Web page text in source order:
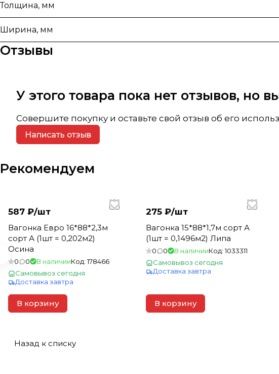
Толщина, мм
Ширина, мм
Отзывы
У этого товара пока нет отзывов, но
Совершите покупку и оставьте свой отзыв об его
Написать отзыв
Рекомендуем
587 ₽/шт
Вагонка Евро 16*88*2,3м
сорт А (1шт = 0,202м2)
Осина
0 0 В наличииКод:178466
Самовывоз сегодня
Доставка завтра
В корзину
275 ₽/шт
Вагонка 15*88*1,7м сорт А
(1шт = 0,1496м2) Липа
0 0 В наличииКод:1033311
Самовывоз сегодня
Доставка завтра
В корзину
Назад к списку